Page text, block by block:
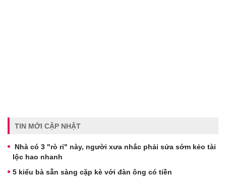
TIN MỚI CẬP NHẬT
Nhà có 3 "rò rỉ" này, người xưa nhắc phải sửa sớm kẻo tài
lộc hao nhanh
5 kiểu bà sẵn sàng cặp kè với đàn ông có tiền